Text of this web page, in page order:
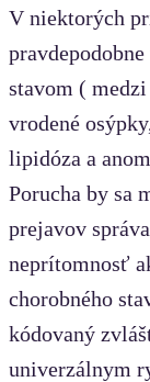
V niektorých
stavom (
vrodené
lipidóza a
Porucha by sa
prejavov
neprítomnosť
chorobného
kódovaný
univerzálnym